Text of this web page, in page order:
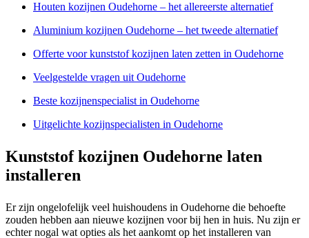
Houten kozijnen Oudehorne – het allereerste alternatief
Aluminium kozijnen Oudehorne – het tweede alternatief
Offerte voor kunststof kozijnen laten zetten in Oudehorne
Veelgestelde vragen uit Oudehorne
Beste kozijnenspecialist in Oudehorne
Uitgelichte kozijnspecialisten in Oudehorne
Kunststof kozijnen Oudehorne laten
installeren
Er zijn ongelofelijk veel huishoudens in Oudehorne die behoefte
zouden hebben aan nieuwe kozijnen voor bij hen in huis. Nu zijn er
echter nogal wat opties als het aankomt op het installeren van